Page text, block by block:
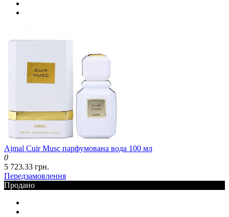
Ajmal Cuir Musc парфумована вода 100 мл
0
5 723.33 грн.
Передзамовлення
Продано